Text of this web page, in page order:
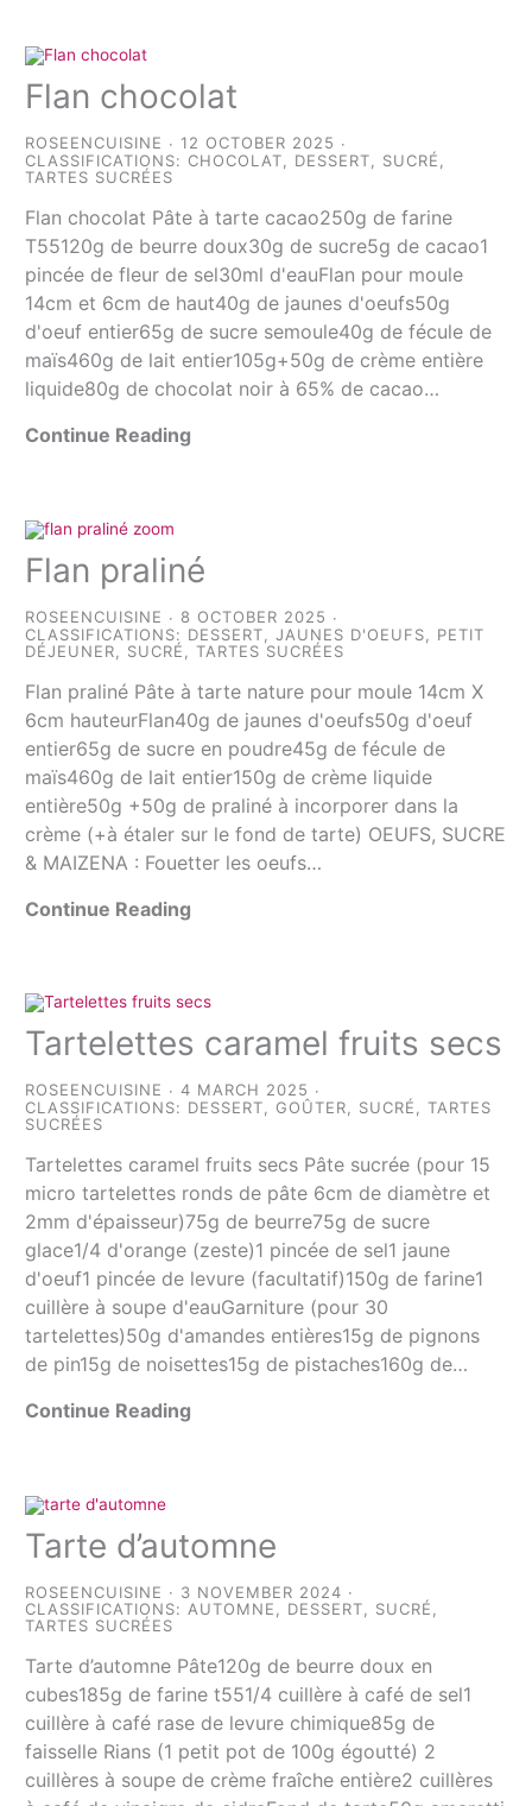
Flan chocolat
ROSEENCUISINE
12 OCTOBER 2025
CLASSIFICATIONS:CHOCOLAT, DESSERT, SUCRÉ,
TARTES SUCRÉES
Flan chocolat Pâte à tarte cacao250g de farine
T55120g de beurre doux30g de sucre5g de cacao1
pincée de fleur de sel30ml d'eauFlan pour moule
14cm et 6cm de haut40g de jaunes d'oeufs50g
d'oeuf entier65g de sucre semoule40g de fécule de
maïs460g de lait entier105g+50g de crème entière
liquide80g de chocolat noir à 65% de cacao…
Continue Reading
Flan praliné
ROSEENCUISINE
8 OCTOBER 2025
CLASSIFICATIONS: DESSERT ,JAUNES D'OEUFS
PETIT
DÉJEUNER
SUCRÉ ,TARTES SUCRÉES
Flan praliné Pâte à tarte nature pour moule 14cm X
6cm hauteurFlan40g de jaunes d'oeufs50g d'oeuf
entier65g de sucre en poudre45g de fécule de
maïs460g de lait entier150g de crème liquide
entière50g +50g de praliné à incorporer dans la
crème (+à étaler sur le fond de tarte) OEUFS, SUCRE
& MAIZENA : Fouetter les oeufs…
Continue Reading
Tartelettes caramel fruits secs
ROSEENCUISINE
4 MARCH 2025
CLASSIFICATIONS: DESSERT ,GOÛTER SUCRÉ ,TARTES
SUCRÉES
Tartelettes caramel fruits secs Pâte sucrée (pour 15
micro tartelettes ronds de pâte 6cm de diamètre et
2mm d'épaisseur)75g de beurre75g de sucre
glace1/4 d'orange (zeste)1 pincée de sel1 jaune
d'oeuf1 pincée de levure (facultatif)150g de farine1
cuillère à soupe d'eauGarniture (pour 30
tartelettes)50g d'amandes entières15g de pignons
de pin15g de noisettes15g de pistaches160g de…
Continue Reading
Tarte d’automne
ROSEENCUISINE
3 NOVEMBER 2024
CLASSIFICATIONS:AUTOMNE, DESSERT, SUCRÉ,
TARTES SUCRÉES
Tarte d’automne Pâte120g de beurre doux en
cubes185g de farine t551/4 cuillère à café de sel1
cuillère à café rase de levure chimique85g de
faisselle Rians (1 petit pot de 100g égoutté) 2
cuillères à soupe de crème fraîche entière2 cuillères